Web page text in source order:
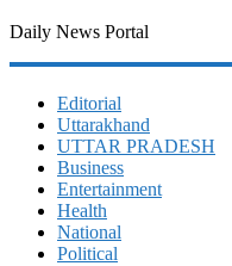
Daily News Portal
Editorial
Uttarakhand
UTTAR PRADESH
Business
Entertainment
Health
National
Political